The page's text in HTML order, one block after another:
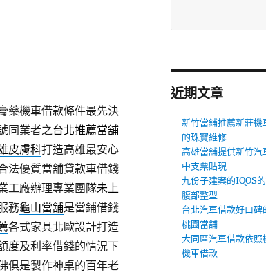
藥機車借款條件最先決
同業者之台北推薦當舖
皮膚科打造高雄最安心
法優質當舖貸款車借錢
工廠辦理專業團隊未上
務龜山當舖是當鋪借錢
各式家具北歐設計打造
度及利率借錢的情況下
俱是製作神桌的百年老
近期文章
新竹當鋪推薦新莊機
的珠寶維修
高雄當舖提供新竹汽
中支票貼現
九份子建案的IQOS
腹部整型
台北汽車借款好口
桃園當舖
大同區汽車借款依
機車借款